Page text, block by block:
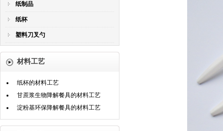
纸制品
纸杯
塑料刀叉勺
材料工艺
纸杯的材料工艺
甘蔗浆生物降解餐具的材料工艺
淀粉基环保降解餐具的材料工艺